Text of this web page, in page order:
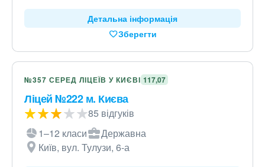
Детальна інформація
Зберегти
№357 СЕРЕД ЛІЦЕЇВ У КИЄВІ 117,07
Ліцей №222 м. Києва
85 відгуків
1–12 класи
Державна
Київ, вул. Тулузи, 6-а